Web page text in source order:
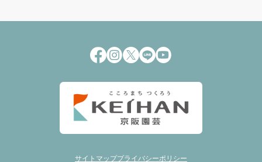
サイトマッププライバシーポリシー